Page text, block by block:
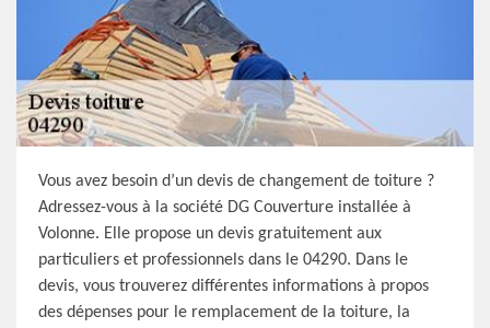
Vous avez besoin d’un devis de changement de toiture ?
Adressez-vous à la société DG Couverture installée à
Volonne. Elle propose un devis gratuitement aux
particuliers et professionnels dans le 04290. Dans le
devis, vous trouverez différentes informations à propos
des dépenses pour le remplacement de la toiture, la